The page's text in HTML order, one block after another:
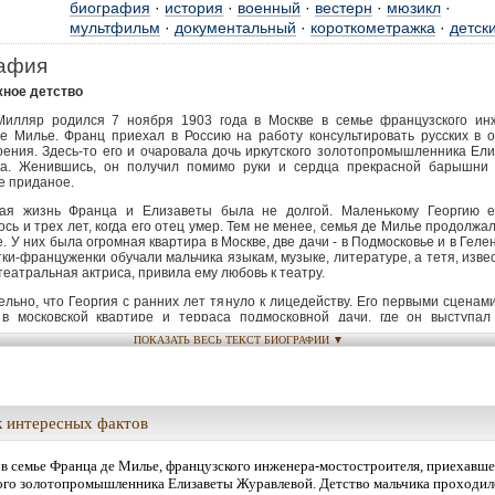
биография · история · военный · вестерн · мюзикл ·
мультфильм · документальный · короткометражка ·
детство
родился 7 ноября 1903 года в Москве в семье французского
Милье. Франц приехал в Россию на работу консультировать русских в
Здесь-то его и очаровала дочь иркутского золотопромышленника
Женившись, он получил помимо руки и сердца прекрасной
приданое.
жизнь Франца и Елизаветы была не долгой. Маленькому Георгию
и трех лет, когда его отец умер. Тем не менее, семья де Милье
У них была огромная квартира в Москве, две дачи - в Подмосковье и в
француженки обучали мальчика языкам, музыке, литературе, а тетя,
актриса, привила ему любовь к театру.
что Георгия с ранних лет тянуло к лицедейству. Его первыми
в московской квартире и терраса подмосковной дачи, где он
мать решила отправить Георгия подальше от неспокойной Москвы – к
Здесь он прожил больше пяти лет, здесь же встретил весть о
отняла у их семьи и деньги, и московскую квартиру с подмосковной
родственники Георгия предусмотрительно подправили ему
ПОКАЗАТЬ ВЕСЬ ТЕКСТ БИОГРАФИИ ▼
интересных фактов
семье Франца де Милье, французского инженера-мостостроителя,
золотопромышленника Елизаветы Журавлевой. Детство мальчика